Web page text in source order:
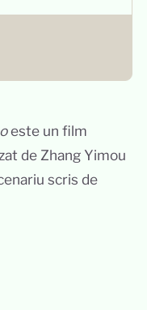
este un film
de Zhang Yimou
scris de